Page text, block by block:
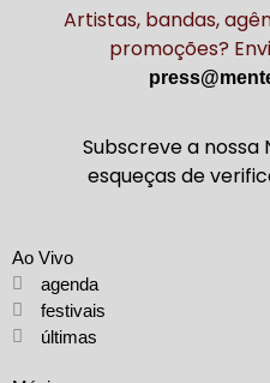
Artistas, bandas,
promoções?
Subscreve a nossa
esqueças de
Ao Vivo
agenda
festivais
últimas